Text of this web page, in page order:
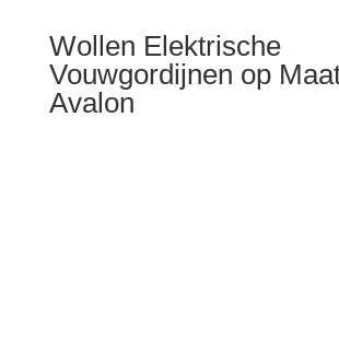
Wollen Elektrische
Vouwgordijnen op
Avalon